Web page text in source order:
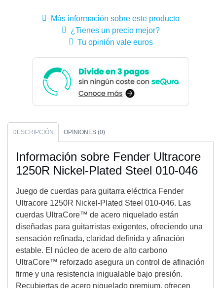
Más información sobre este producto
¿Tienes un precio mejor?
Tu opinión vale euros
DESCRIPCIÓN OPINIONES (0)
Información sobre Fender Ultracore
1250R Nickel-Plated Steel 010-046
Juego de cuerdas para guitarra eléctrica Fender
Ultracore 1250R Nickel-Plated Steel 010-046. Las
cuerdas UltraCore™ de acero niquelado están
diseñadas para guitarristas exigentes, ofreciendo una
sensación refinada, claridad definida y afinación
estable. El núcleo de acero de alto carbono
UltraCore™ reforzado asegura un control de afinación
firme y una resistencia inigualable bajo presión.
Recubiertas de acero niquelado premium, ofrecen